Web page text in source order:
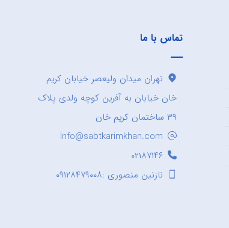
تماس با ما
تهران میدان ولیعصر خیابان کریم
خان خیابان به آفرین کوچه ولدی پلاک
۳۹ ساختمان کریم خان
Info@sabtkarimkhan.com
۰۲۱۸۷۱۴۶
نازنین منصوری :۰۹۱۲۸۴۷۹۰۰۸